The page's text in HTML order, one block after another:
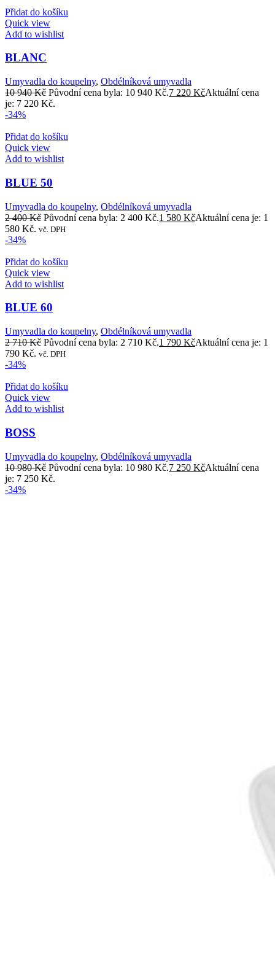
Přidat do košíku
Quick view
Add to wishlist
BLANC
Umyvadla do koupelny, Obdélníková umyvadla
10 940Kč Původní cena byla: 10 940 Kč.7 220 KčAktuální cena
je: 7 220 Kč.
-34%
Přidat do košíku
Quick view
Add to wishlist
BLUE 50
Umyvadla do koupelny, Obdélníková umyvadla
2 400Kč Původní cena byla: 2 400 Kč.1 580 KčAktuální cena je: 1
580 Kč. vč. DPH
-34%
Přidat do košíku
Quick view
Add to wishlist
BLUE 60
Umyvadla do koupelny, Obdélníková umyvadla
2 710Kč Původní cena byla: 2 710 Kč.1 790 KčAktuální cena je: 1
790 Kč. vč. DPH
-34%
Přidat do košíku
Quick view
Add to wishlist
BOSS
Umyvadla do koupelny, Obdélníková umyvadla
10 980Kč Původní cena byla: 10 980 Kč.7 250 KčAktuální cena
je: 7 250 Kč.
-34%